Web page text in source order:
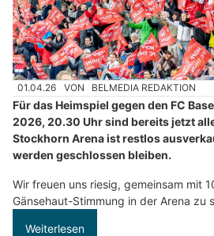
01.04.26 VON BELMEDIA REDAKTION
Für das Heimspiel gegen den FC
2026, 20.30 Uhr sind bereits jetzt
Stockhorn Arena ist restlos
werden geschlossen bleiben.
Wir freuen uns riesig, gemeinsam mit
Gänsehaut-Stimmung in der Arena zu
Weiterlesen